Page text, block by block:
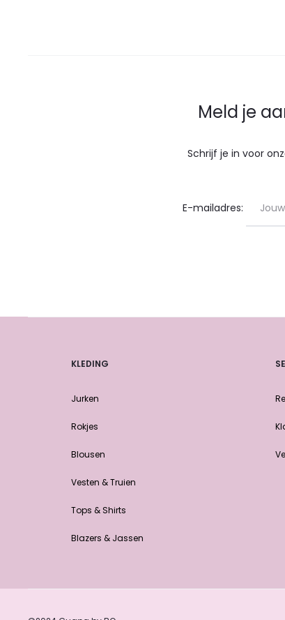
Meld je
Schrijf je in voor
E-mailadres:
KLEDING
Jurken
Rokjes
Blousen
Vesten & Truien
Tops & Shirts
Blazers & Jassen